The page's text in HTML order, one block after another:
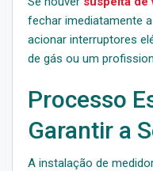
fechar imediatamente
acionar interruptores
de gás ou um
Processo
Garantir a
A instalação de